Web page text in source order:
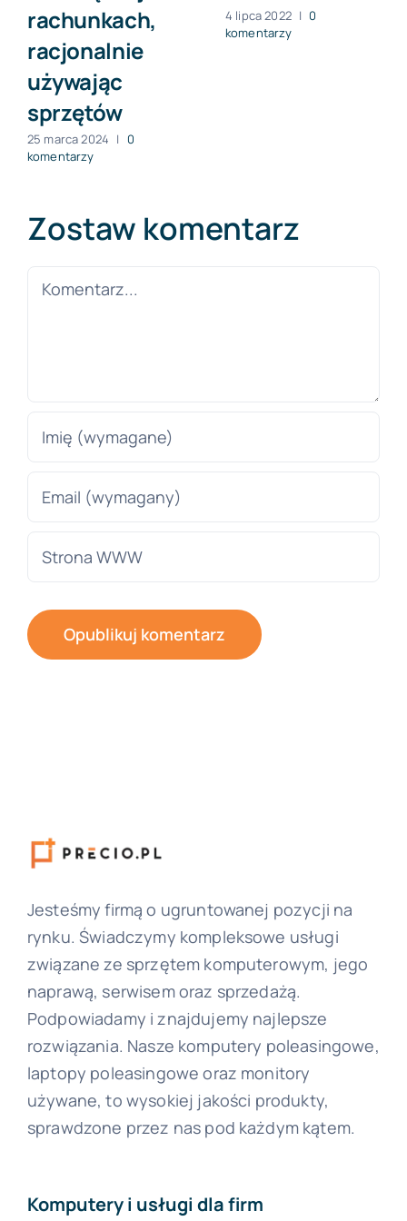
rachunkach,
racjonalnie
używając
sprzętów
25 marca 2024 | 0
komentarzy
4 lipca 2022 | 0
komentarzy
Zostaw komentarz
Comment
Jesteśmy firmą o ugruntowanej pozycji na
rynku. Świadczymy kompleksowe usługi
związane ze sprzętem komputerowym, jego
naprawą, serwisem oraz sprzedażą.
Podpowiadamy i znajdujemy najlepsze
rozwiązania. Nasze komputery poleasingowe,
laptopy poleasingowe oraz monitory
używane, to wysokiej jakości produkty,
sprawdzone przez nas pod każdym kątem.
Komputery i usługi dla firm